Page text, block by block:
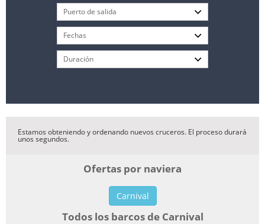
Estamos obteniendo y ordenando nuevos cruceros. El proceso durará
unos segundos.
Ofertas por naviera
Carnival
Todos los barcos de Carnival